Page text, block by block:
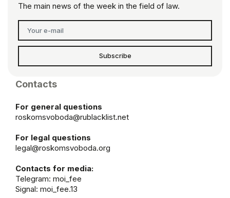
The main news of the week in the field of law.
Subscribe
Contacts
For general questions
roskomsvoboda@rublacklist.net
For legal questions
legal@roskomsvoboda.org
Contacts for media:
Telegram: moi_fee
Signal: moi_fee.13